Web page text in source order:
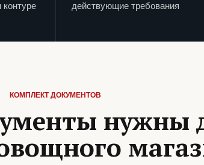
действующие требования
КОМПЛЕКТ ДОКУМЕНТОВ
нужны